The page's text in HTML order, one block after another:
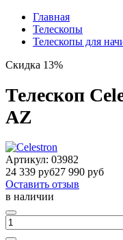
Главная
Телескопы
Телескопы для
Скидка 13%
Телескоп
AZ
Артикул: 03982
24 339 руб27 990 руб
Оставить отзыв
в наличии